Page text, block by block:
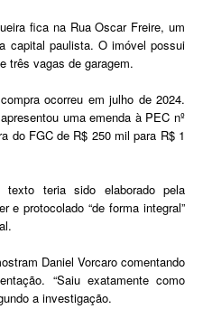
fica na Rua Oscar Freire, um
capital paulista. O imóvel possui
três vagas de garagem.
ocorreu em julho de 2024.
uma emenda à PEC nº
do FGC de R$ 250 mil para R$ 1
teria sido elaborado pela
e protocolado “de forma integral”
Daniel Vorcaro comentando
“Saiu exatamente como
a investigação.